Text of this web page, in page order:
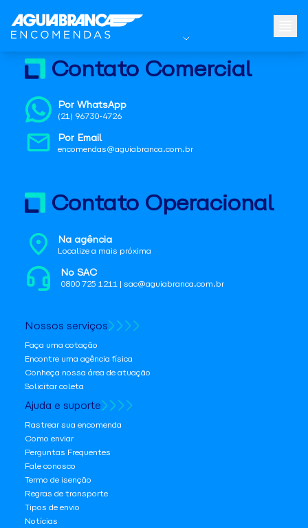
Contato Comercial
Por WhatsApp
(21) 96730-4726
Por Email
encomendas@aguiabranca.com.br
Contato Operacional
Na agência
Localize a mais próxima
No SAC
0800 725 1211 | sac@aguiabranca.com.br
Nossos serviços
Faça uma cotação
Encontre uma agência física
Conheça nossa área de atuação
Solicitar coleta
Ajuda e suporte
Rastrear sua encomenda
Como enviar
Perguntas Frequentes
Fale conosco
Termo de isenção
Regras de transporte
Tipos de envio
Notícias